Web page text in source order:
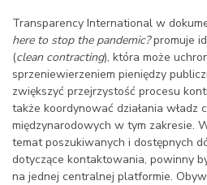
Transparency International w
here to stop the pandemic?promuje
(clean contracting), która może
sprzeniewierzeniem pieniędzy
zwiększyć przejrzystość procesu
także koordynować działania władz
międzynarodowych w tym zakresie.
temat poszukiwanych i dostępnych
dotyczące kontaktowania, powinny
na jednej centralnej platformie.